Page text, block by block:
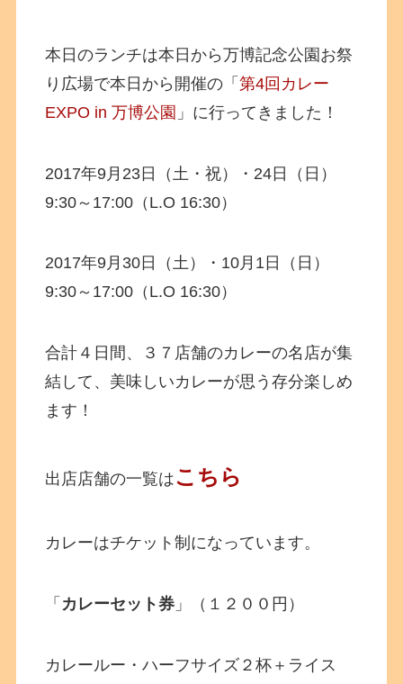
本日のランチは本日から万博記念公園お祭
り広場で本日から開催の「第4回カレー
EXPO in 万博公園 」に行ってきました！
2017年9月23日（土・祝）・24日（日）
9:30～17:00（L.O 16:30）
2017年9月30日（土）・10月1日（日）
9:30～17:00（L.O 16:30）
合計４日間、３７店舗のカレーの名店が集
結して、美味しいカレーが思う存分楽しめ
ます！
出店店舗の一覧はこちら
カレーはチケット制になっています。
「 カレーセット券 」（１２００円）
カレールー・ハーフサイズ２杯＋ライス